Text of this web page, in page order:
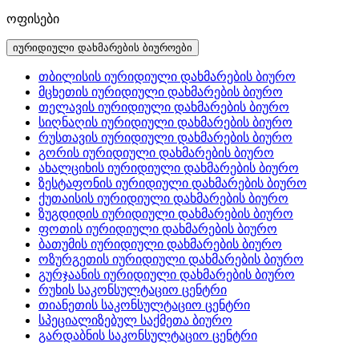
ოფისები
იურიდიული დახმარების ბიუროები
თბილისის იურიდიული დახმარების ბიურო
მცხეთის იურიდიული დახმარების ბიურო
თელავის იურიდიული დახმარების ბიურო
სიღნაღის იურიდიული დახმარების ბიურო
რუსთავის იურიდიული დახმარების ბიურო
გორის იურიდიული დახმარების ბიურო
ახალციხის იურიდიული დახმარების ბიურო
ზესტაფონის იურიდიული დახმარების ბიურო
ქუთაისის იურიდიული დახმარების ბიურო
ზუგდიდის იურიდიული დახმარების ბიურო
ფოთის იურიდიული დახმარების ბიურო
ბათუმის იურიდიული დახმარების ბიურო
ოზურგეთის იურიდიული დახმარების ბიურო
გურჯაანის იურიდიული დახმარების ბიურო
რუხის საკონსულტაციო ცენტრი
თიანეთის საკონსულტაციო ცენტრი
სპეციალიზებულ საქმეთა ბიურო
გარდაბნის საკონსულტაციო ცენტრი